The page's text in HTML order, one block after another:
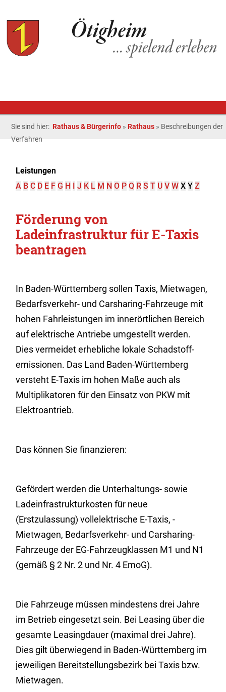
Sie sind hier: Rathaus & Bürgerinfo » Rathaus » Beschreibungen der
Verfahren
Leistungen
A B C D E F G H I J K L M N O P Q R S T U V W X Y Z
Förderung von
Ladeinfrastruktur für E-Taxis
beantragen
In Baden-Württemberg sollen Taxis, Mietwagen,
Bedarfsverkehr- und Carsharing-Fahrzeuge mit
hohen Fahrleistungen im innerörtlichen Bereich
auf elektrische Antriebe umgestellt werden.
Dies vermeidet erhebliche lokale Schadstoff­
emissionen. Das Land Baden-Württemberg
versteht E-Taxis im hohen Maße auch als
Multiplikatoren für den Einsatz von PKW mit
Elektroantrieb.
Das können Sie finanzieren:
Gefördert werden die Unterhaltungs- sowie
Ladeinfrastrukturkosten für neue
(Erstzulassung) vollelektrische E-Taxis, -
Mietwagen, Bedarfsverkehr- und Carsharing-
Fahrzeuge der EG-Fahrzeugklassen M1 und N1
(gemäß § 2 Nr. 2 und Nr. 4 EmoG).
Die Fahrzeuge müssen mindestens drei Jahre
im Betrieb eingesetzt sein. Bei Leasing über die
gesamte Leasingdauer (maximal drei Jahre).
Dies gilt überwiegend in Baden-Württemberg im
jeweiligen Bereitstellungsbezirk bei Taxis bzw.
Mietwagen.